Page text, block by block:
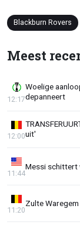
Blackburn Rovers
Meest
Woelige
depanneert
12:17
uit'
12:00
Messi schittert
11:44
Zulte
11:20